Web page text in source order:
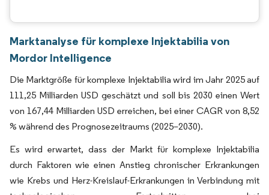
Marktanalyse für komplexe Injektabilia von
Mordor Intelligence
Die Marktgröße für komplexe Injektabilia wird im Jahr 2025 auf
111,25 Milliarden USD geschätzt und soll bis 2030 einen Wert
von 167,44 Milliarden USD erreichen, bei einer CAGR von 8,52
% während des Prognosezeitraums (2025–2030).
Es wird erwartet, dass der Markt für komplexe Injektabilia
durch Faktoren wie einen Anstieg chronischer Erkrankungen
wie Krebs und Herz-Kreislauf-Erkrankungen in Verbindung mit